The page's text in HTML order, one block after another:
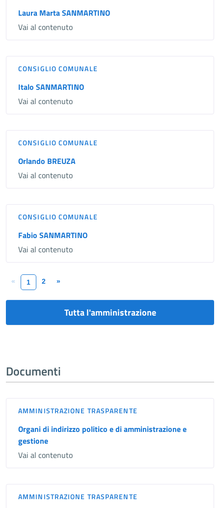
Laura Marta SANMARTINO
Vai al contenuto
CONSIGLIO COMUNALE
Italo SANMARTINO
Vai al contenuto
CONSIGLIO COMUNALE
Orlando BREUZA
Vai al contenuto
CONSIGLIO COMUNALE
Fabio SANMARTINO
Vai al contenuto
« 1 2 »
Tutta l'amministrazione
Documenti
AMMINISTRAZIONE TRASPARENTE
Organi di indirizzo politico e di amministrazione e
gestione
Vai al contenuto
AMMINISTRAZIONE TRASPARENTE